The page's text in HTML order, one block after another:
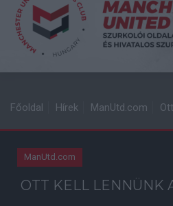
Főoldal Hírek ManUtd.com
ManUtd.com
OTT KELL LENNÜNK